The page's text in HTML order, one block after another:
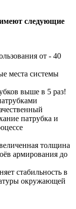
следующие
от - 40
места системы
выше в 5 раз!
патрубка и
толщина
армирования до
стабильность в
окружающей